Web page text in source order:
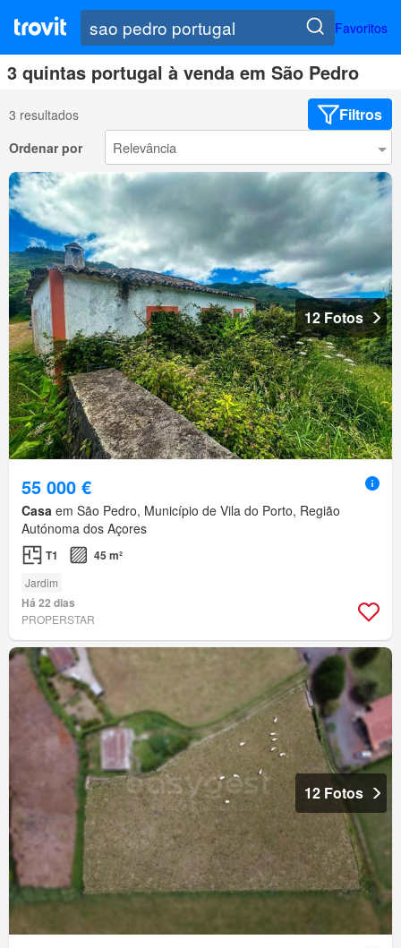
Favoritos
3 quintas portugal à venda em São Pedro
3 resultados Filtros
Ordenar por
12 Fotos
55 000 €
Casa em São Pedro, Município de Vila do Porto, Região
Autónoma dos Açores
T1 45 m²
Jardim
Há 22 dias
PROPERSTAR
12 Fotos